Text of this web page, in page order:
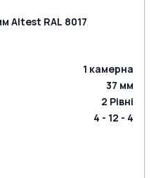
Altest RAL 8017
1 камерна
37 мм
2 Рівні
4 - 12 - 4